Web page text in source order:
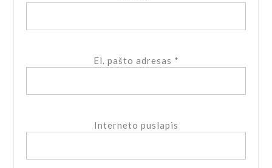
El. pašto adresas *
Interneto puslapis